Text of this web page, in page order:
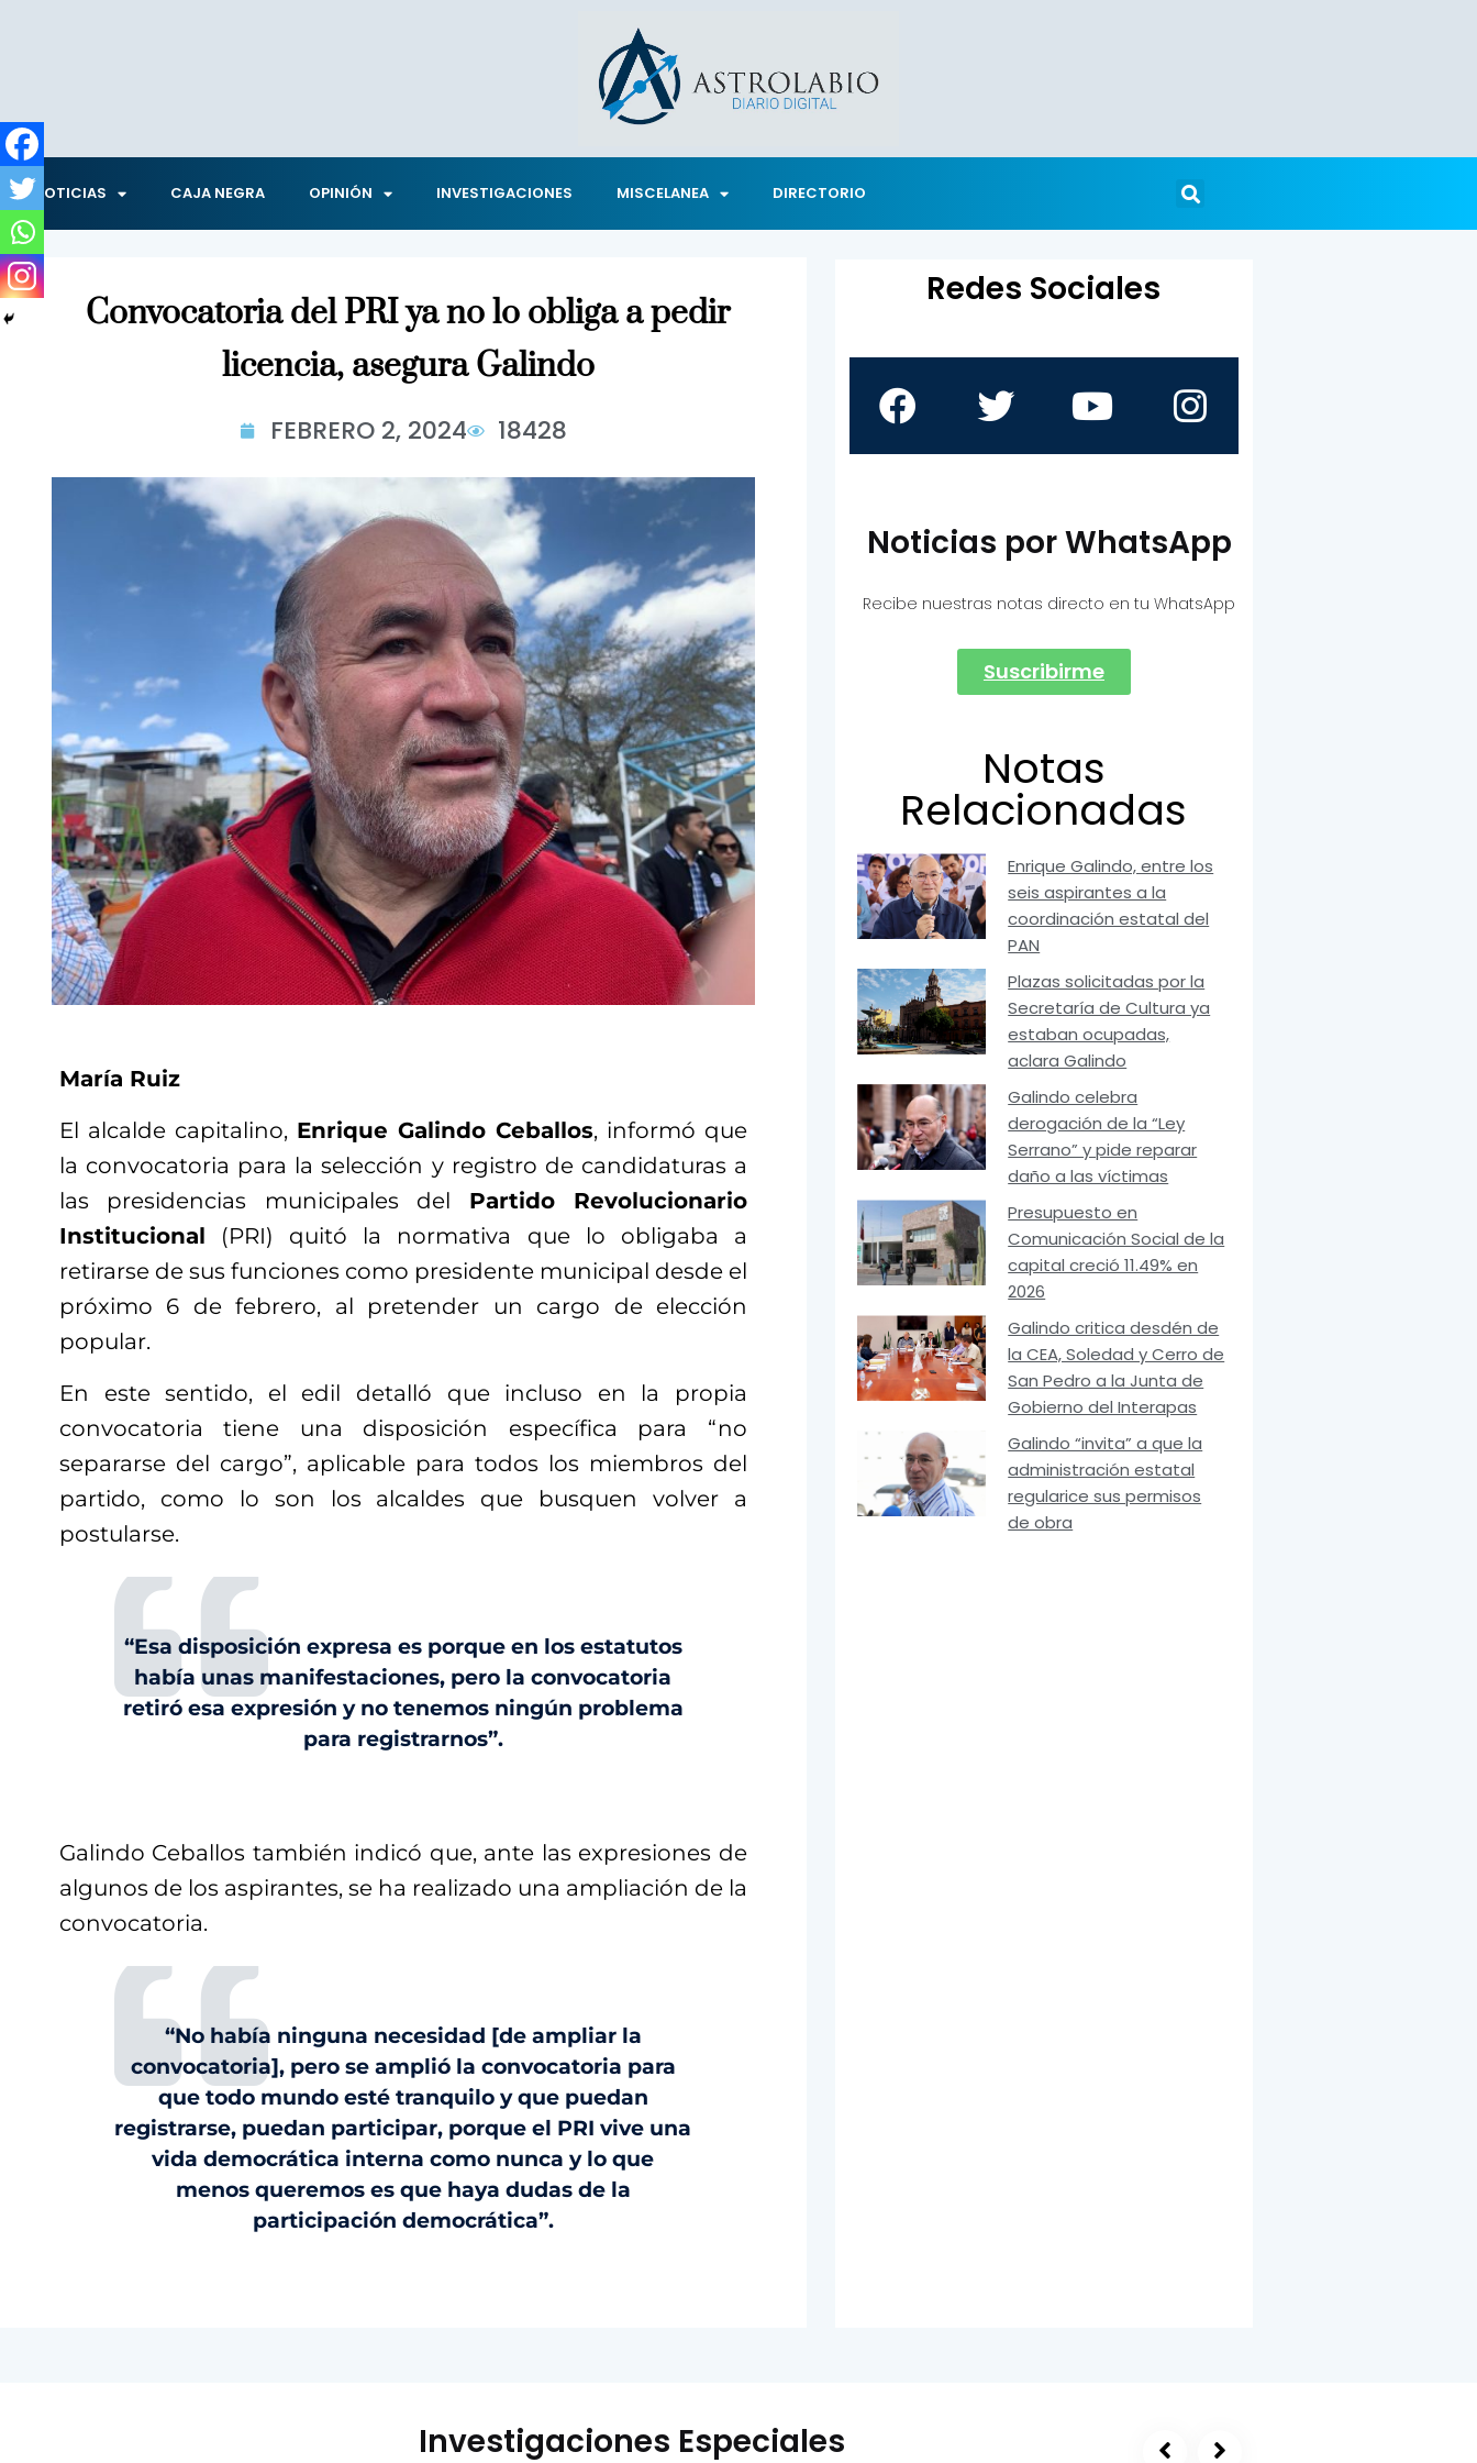
NOTICIAS CAJA NEGRA OPINIÓN INVESTIGACIONES MISCELANEA DIRECTORIO
Convocatoria del PRI ya no lo obliga a pedir
licencia, asegura Galindo
FEBRERO 2, 2024 18428
María Ruiz
El alcalde capitalino, Enrique Galindo Ceballos, informó que
la convocatoria para la selección y registro de candidaturas a
las presidencias municipales del Partido Revolucionario
Institucional (PRI) quitó la normativa que lo obligaba a
retirarse de sus funciones como presidente municipal desde el
próximo 6 de febrero, al pretender un cargo de elección
popular.
En este sentido, el edil detalló que incluso en la propia
convocatoria tiene una disposición específica para “no
separarse del cargo”, aplicable para todos los miembros del
partido, como lo son los alcaldes que busquen volver a
postularse.
“Esa disposición expresa es porque en los estatutos
había unas manifestaciones, pero la convocatoria
retiró esa expresión y no tenemos ningún problema
para registrarnos”.
Galindo Ceballos también indicó que, ante las expresiones de
algunos de los aspirantes, se ha realizado una ampliación de la
convocatoria.
“No había ninguna necesidad [de ampliar la
convocatoria], pero se amplió la convocatoria para
que todo mundo esté tranquilo y que puedan
registrarse, puedan participar, porque el PRI vive una
vida democrática interna como nunca y lo que
menos queremos es que haya dudas de la
participación democrática”.
Redes Sociales
Noticias por WhatsApp
Recibe nuestras notas directo en tu WhatsApp
Suscribirme
Notas
Relacionadas
Enrique Galindo, entre los
seis aspirantes a la
coordinación estatal del
PAN
Plazas solicitadas por la
Secretaría de Cultura ya
estaban ocupadas,
aclara Galindo
Galindo celebra
derogación de la “Ley
Serrano” y pide reparar
daño a las víctimas
Presupuesto en
Comunicación Social de la
capital creció 11.49% en
2026
Galindo critica desdén de
la CEA, Soledad y Cerro de
San Pedro a la Junta de
Gobierno del Interapas
Galindo “invita” a que la
administración estatal
regularice sus permisos
de obra
Investigaciones Especiales